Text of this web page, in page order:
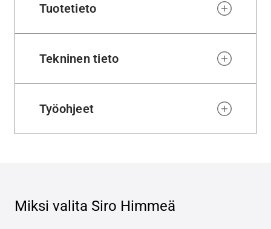
Tuotetieto
Tekninen tieto
Työohjeet
Miksi valita Siro Himmeä